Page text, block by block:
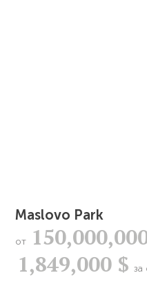
Maslovo Park
от
1,849,000 $ за